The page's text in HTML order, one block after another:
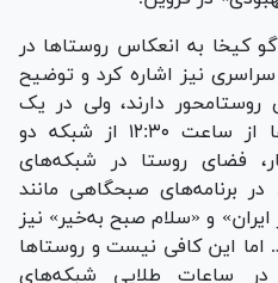
کیخا به انعکاس روستا‌ها در
نیز اشاره کرد و توضیح
روستامحور دارند، ولی در یک
سال اخیر برنامه‌های روستا‌ها از ساعت ۱۲:۳۰ از شبکه دو
فضای روستا در شبکه‌های
برنامه‌های صبحگاهی مانند
و «سلام صبح به‌خیر» نیز
اما این کافی نیست و روستا‌ها
در ساعات طلایی شبکه‌های